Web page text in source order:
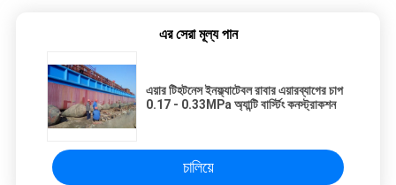
এর সেরা মূল্য পান
এয়ার টিহটনেস ইনফ্ল্যাটেবল রাবার এয়ারব্যাগের চাপ
0.17 - 0.33MPa অ্যান্টি বার্স্টিং কনস্ট্রাকশন
চালিয়ে